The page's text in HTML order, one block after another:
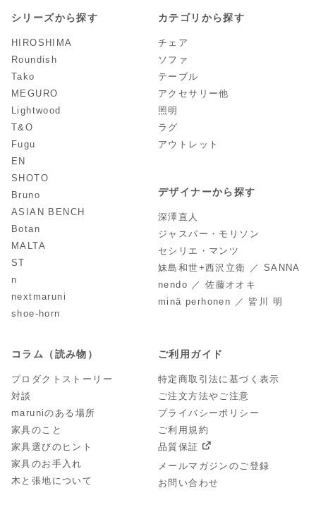
シリーズから探す
HIROSHIMA
Roundish
Tako
MEGURO
Lightwood
T&O
Fugu
EN
SHOTO
Bruno
ASIAN BENCH
Botan
MALTA
ST
n
nextmaruni
shoe-horn
カテゴリから探す
チェア
ソファ
テーブル
アクセサリー他
照明
ラグ
アウトレット
デザイナーから探す
深澤直人
ジャスパー・モリソン
セシリエ・マンツ
妹島和世+西沢立衛 ／ SANNA
nendo ／ 佐藤オオキ
minä perhonen ／ 皆川 明
コラム（読み物）
プロダクトストーリー
対談
maruniのある場所
家具のこと
家具選びのヒント
家具のお手入れ
木と張地について
ご利用ガイド
特定商取引法に基づく表示
ご注文方法やご注意
プライバシーポリシー
ご利用規約
品質保証
メールマガジンのご登録
お問い合わせ